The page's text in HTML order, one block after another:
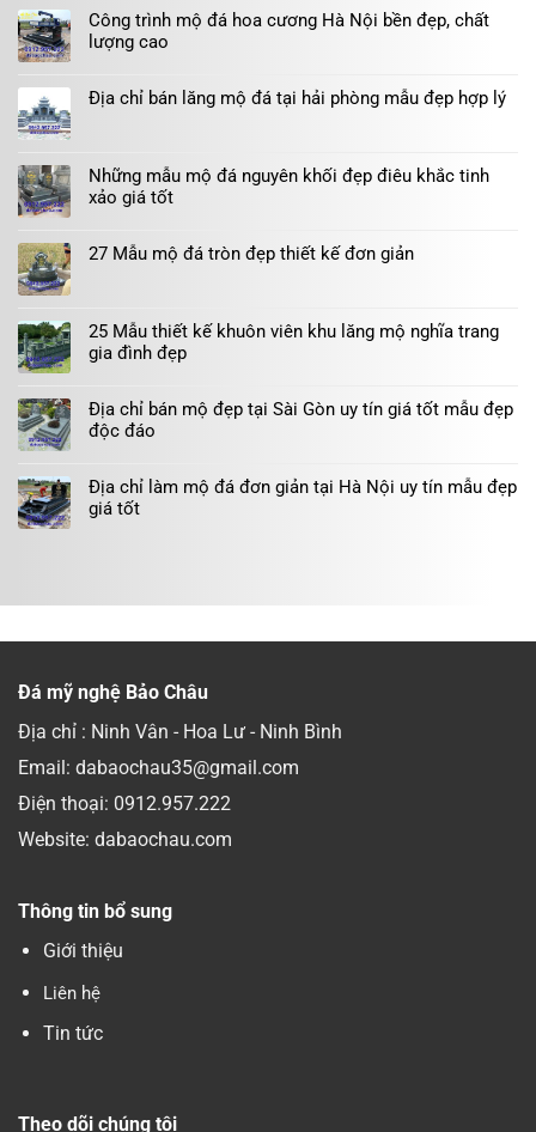
Công trình mộ đá hoa cương Hà Nội bền đẹp, chất
lượng cao
Địa chỉ bán lăng mộ đá tại hải phòng mẫu đẹp hợp lý
Những mẫu mộ đá nguyên khối đẹp điêu khắc tinh
xảo giá tốt
27 Mẫu mộ đá tròn đẹp thiết kế đơn giản
25 Mẫu thiết kế khuôn viên khu lăng mộ nghĩa trang
gia đình đẹp
Địa chỉ bán mộ đẹp tại Sài Gòn uy tín giá tốt mẫu đẹp
độc đáo
Địa chỉ làm mộ đá đơn giản tại Hà Nội uy tín mẫu đẹp
giá tốt
Đá mỹ nghệ Bảo Châu
Địa chỉ : Ninh Vân - Hoa Lư - Ninh Bình
Email: dabaochau35@gmail.com
Điện thoại: 0912.957.222
Website: dabaochau.com
Thông tin bổ sung
Giới thiệu
Liên hệ
Tin tức
Theo dõi chúng tôi